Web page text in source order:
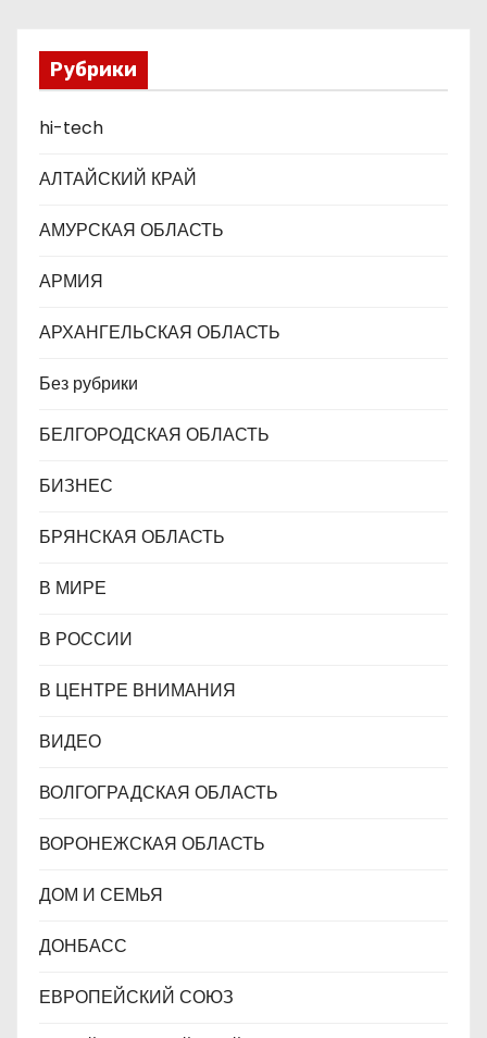
п
м
Рубрики
hi-tech
АЛТАЙСКИЙ КРАЙ
АМУРСКАЯ ОБЛАСТЬ
АРМИЯ
АРХАНГЕЛЬСКАЯ ОБЛАСТЬ
Без рубрики
БЕЛГОРОДСКАЯ ОБЛАСТЬ
БИЗНЕС
БРЯНСКАЯ ОБЛАСТЬ
В МИРЕ
В РОССИИ
В ЦЕНТРЕ ВНИМАНИЯ
ВИДЕО
ВОЛГОГРАДСКАЯ ОБЛАСТЬ
ВОРОНЕЖСКАЯ ОБЛАСТЬ
ДОМ И СЕМЬЯ
ДОНБАСС
ЕВРОПЕЙСКИЙ СОЮЗ